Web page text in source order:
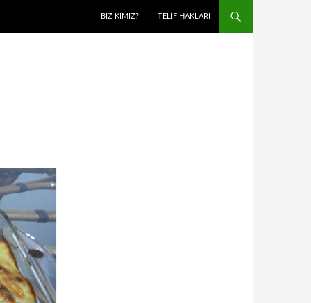
BIZ KIMIZ? TELIF HAKLARI